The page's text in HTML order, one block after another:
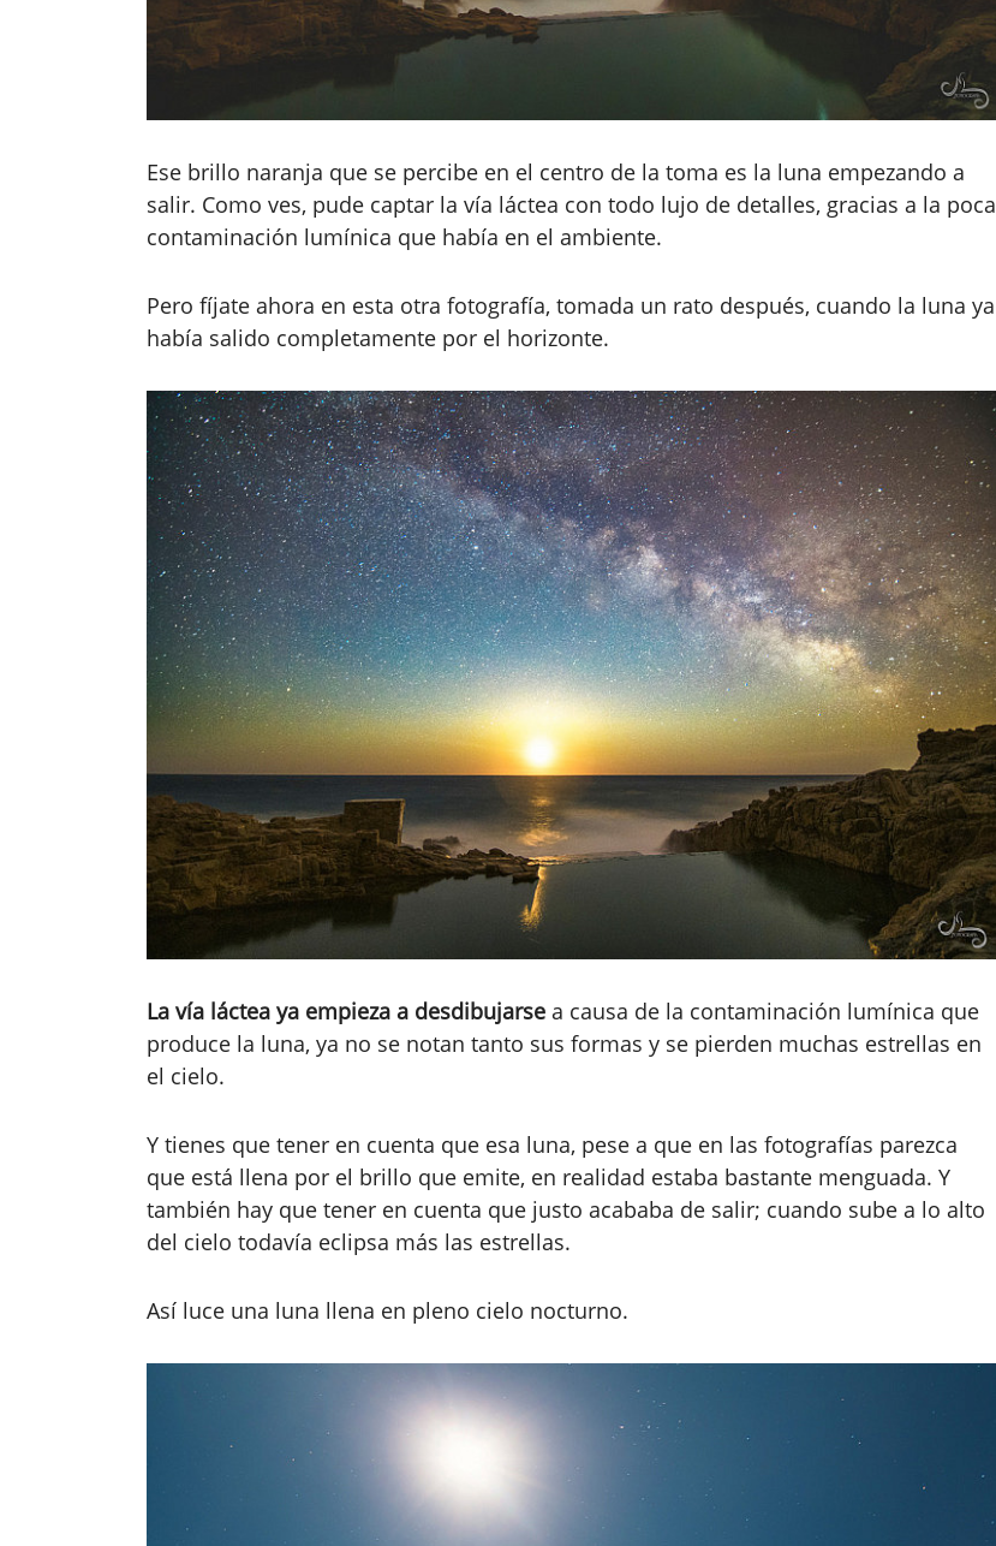
Ese brillo naranja que se percibe en el centro de la toma es la luna empezando a
salir. Como ves, pude captar la vía láctea con todo lujo de detalles, gracias a la poca
contaminación lumínica que había en el ambiente.
Pero fíjate ahora en esta otra fotografía, tomada un rato después, cuando la luna ya
había salido completamente por el horizonte.
La vía láctea ya empieza a desdibujarse a causa de la contaminación lumínica que
produce la luna, ya no se notan tanto sus formas y se pierden muchas estrellas en
el cielo.
Y tienes que tener en cuenta que esa luna, pese a que en las fotografías parezca
que está llena por el brillo que emite, en realidad estaba bastante menguada. Y
también hay que tener en cuenta que justo acababa de salir; cuando sube a lo alto
del cielo todavía eclipsa más las estrellas.
Así luce una luna llena en pleno cielo nocturno.